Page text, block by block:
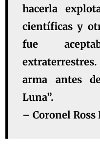
hacerla
científicas y
fue
arma antes
Luna”.
– Coronel